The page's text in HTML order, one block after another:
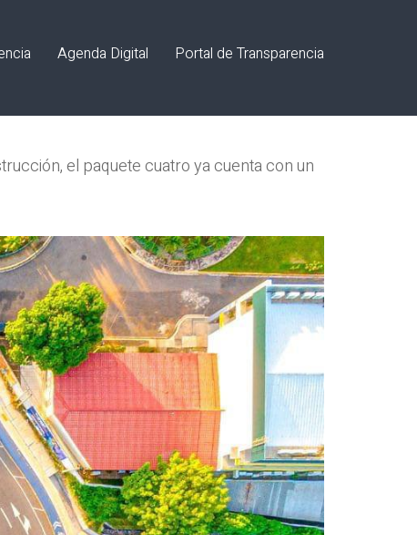
Agenda Digital Portal de Transparencia
el paquete cuatro ya cuenta con un